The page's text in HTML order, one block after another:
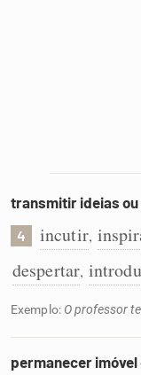
transmitir ideias
4 incutir,
despertar,
Exemplo: O professor
permanecer